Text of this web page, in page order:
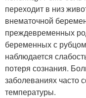
переходит в низ
внематочной
преждевременных
беременных с
наблюдается
потеря сознания.
заболеваниях часто
температуры.